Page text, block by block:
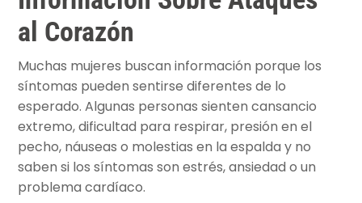
al Corazón
Muchas mujeres buscan información porque los
síntomas pueden sentirse diferentes de lo
esperado. Algunas personas sienten cansancio
extremo, dificultad para respirar, presión en el
pecho, náuseas o molestias en la espalda y no
saben si los síntomas son estrés, ansiedad o un
problema cardíaco.